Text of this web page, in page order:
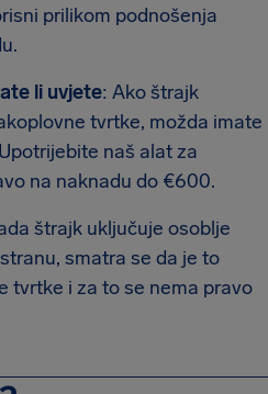
prilikom podnošenja
li uvjete: Ako štrajk
tvrtke, možda imate
naš alat za
na naknadu do €600.
štrajk uključuje osoblje
smatra se da je to
tvrtke i za to se nema pravo